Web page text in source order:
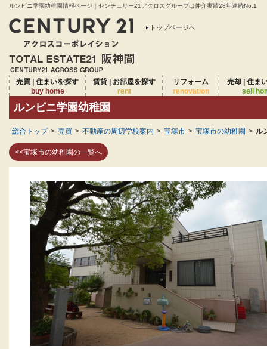
ルンビニ学園幼稚園情報ページ｜センチュリー21アクロスグループは仲介実績28年連続No.1
トップページへ
売買 | 住まいを探す
buy home
賃貸 | お部屋を探す
rent
リフォーム
renovation
売却 | 住ま
sell
ルンビニ学園幼稚園
総合トップ > 売買 > 不動産の周辺学校案内 > 宝塚市 > 宝塚市の幼稚園 > ル
<<宝塚市の幼稚園の一覧へ